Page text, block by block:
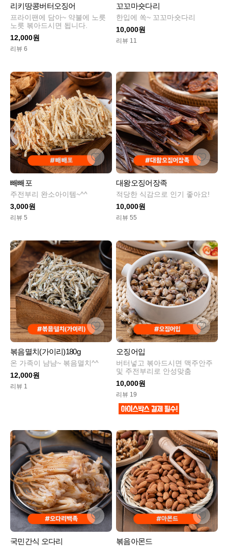
리키땅콩버터오징어
프라이팬에 담아~ 약불에 노릇
노릇 볶아드시면 됩니다.
12,000원
리뷰 6
꼬꼬마숏다리
한입에 쏙~ 꼬꼬마숏다리
10,000원
리뷰 11
빼빼포
주전부리 완소아이템~^^
3,000원
리뷰 5
대왕오징어장족
적당한 식감으로 인기 좋아요!
10,000원
리뷰 55
볶음멸치(가이리)180g
온 가족이 냠냠~ 볶음멸치^^
12,000원
리뷰 1
오징어입
버터넣고 볶아드시면 맥주안주
및 주전부리로 안성맞춤
10,000원
리뷰 19
국민간식 오다리 볶음아몬드